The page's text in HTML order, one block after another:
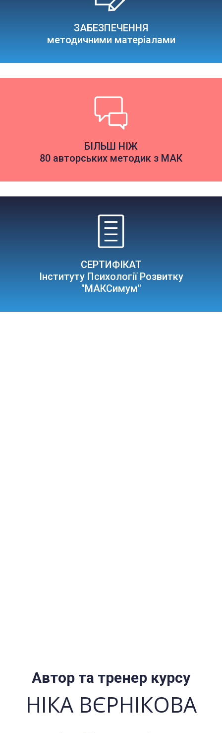
ЗАБЕЗПЕЧЕННЯ
методичними матеріалами
БІЛЬШ НІЖ
80 авторських методик з МАК
СЕРТИФІКАТ
Інституту Психології Розвитку
"МАКСимум"
Автор та тренер курсу
НІКА ВЄРНІКОВА